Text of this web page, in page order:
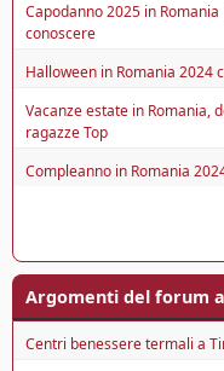
Capodanno 2025 in
conoscere
Halloween in Romania 2024
Vacanze estate in Romania,
ragazze Top
Compleanno in Romania
Argomenti del forum
Centri benessere termali a